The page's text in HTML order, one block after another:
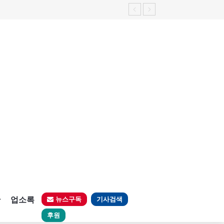
업소록 뉴스구독 기사검색
후원